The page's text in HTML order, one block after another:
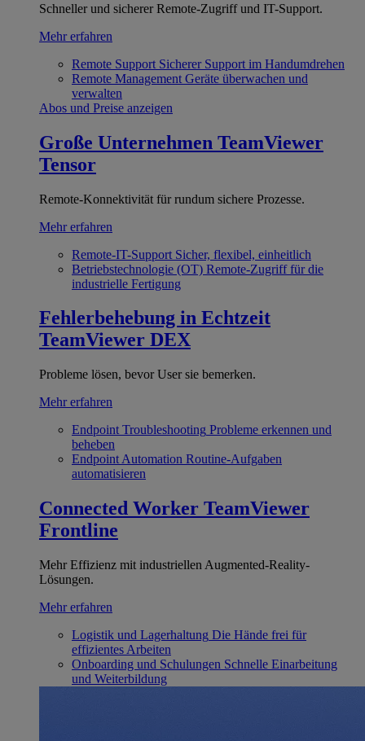
Schneller und sicherer Remote-Zugriff und IT-Support.
Mehr erfahren
Remote Support Sicherer Support im Handumdrehen
Remote Management Geräte überwachen und
verwalten
Abos und Preise anzeigen
Große Unternehmen TeamViewer
Tensor
Remote-Konnektivität für rundum sichere Prozesse.
Mehr erfahren
Remote-IT-Support Sicher, flexibel, einheitlich
Betriebstechnologie (OT) Remote-Zugriff für die
industrielle Fertigung
Fehlerbehebung in Echtzeit
TeamViewer DEX
Probleme lösen, bevor User sie bemerken.
Mehr erfahren
Endpoint Troubleshooting Probleme erkennen und
beheben
Endpoint Automation Routine-Aufgaben
automatisieren
Connected Worker TeamViewer
Frontline
Mehr Effizienz mit industriellen Augmented-Reality-
Lösungen.
Mehr erfahren
Logistik und Lagerhaltung Die Hände frei für
effizientes Arbeiten
Onboarding und Schulungen Schnelle Einarbeitung
und Weiterbildung